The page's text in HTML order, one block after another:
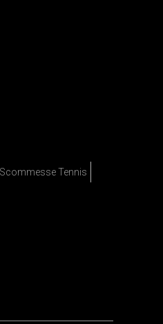
Scommesse Tennis